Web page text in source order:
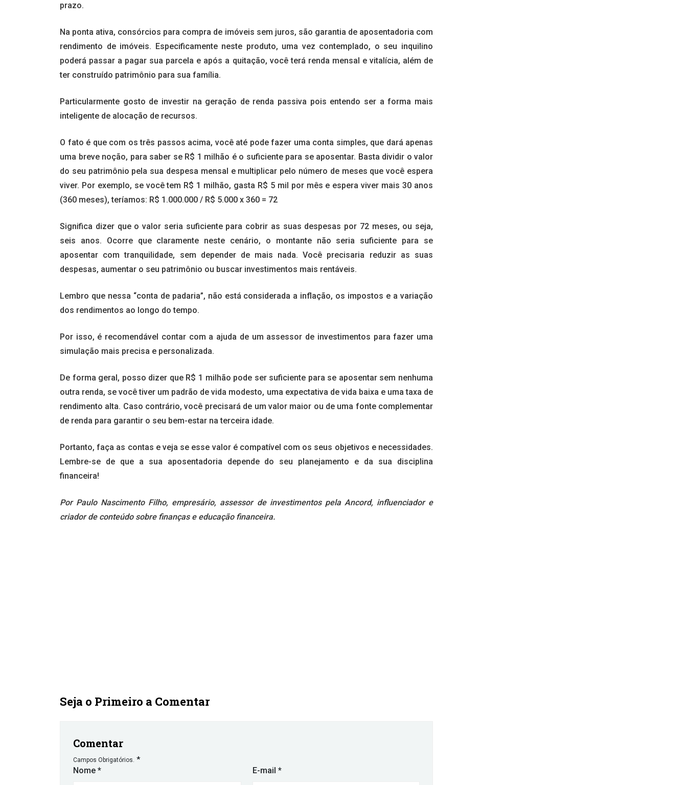
prazo.
Na ponta ativa, consórcios para compra de imóveis sem juros, são garantia de aposentadoria com
rendimento de imóveis. Especificamente neste produto, uma vez contemplado, o seu inquilino
poderá passar a pagar sua parcela e após a quitação, você terá renda mensal e vitalícia, além de
ter construído patrimônio para sua família.
Particularmente gosto de investir na geração de renda passiva pois entendo ser a forma mais
inteligente de alocação de recursos.
O fato é que com os três passos acima, você até pode fazer uma conta simples, que dará apenas
uma breve noção, para saber se R$ 1 milhão é o suficiente para se aposentar. Basta dividir o valor
do seu patrimônio pela sua despesa mensal e multiplicar pelo número de meses que você espera
viver. Por exemplo, se você tem R$ 1 milhão, gasta R$ 5 mil por mês e espera viver mais 30 anos
(360 meses), teríamos: R$ 1.000.000 / R$ 5.000 x 360 = 72
Significa dizer que o valor seria suficiente para cobrir as suas despesas por 72 meses, ou seja,
seis anos. Ocorre que claramente neste cenário, o montante não seria suficiente para se
aposentar com tranquilidade, sem depender de mais nada. Você precisaria reduzir as suas
despesas, aumentar o seu patrimônio ou buscar investimentos mais rentáveis.
Lembro que nessa “conta de padaria”, não está considerada a inflação, os impostos e a variação
dos rendimentos ao longo do tempo.
Por isso, é recomendável contar com a ajuda de um assessor de investimentos para fazer uma
simulação mais precisa e personalizada.
De forma geral, posso dizer que R$ 1 milhão pode ser suficiente para se aposentar sem nenhuma
outra renda, se você tiver um padrão de vida modesto, uma expectativa de vida baixa e uma taxa de
rendimento alta. Caso contrário, você precisará de um valor maior ou de uma fonte complementar
de renda para garantir o seu bem-estar na terceira idade.
Portanto, faça as contas e veja se esse valor é compatível com os seus objetivos e necessidades.
Lembre-se de que a sua aposentadoria depende do seu planejamento e da sua disciplina
financeira!
Por Paulo Nascimento Filho, empresário, assessor de investimentos pela Ancord, influenciador e
criador de conteúdo sobre finanças e educação financeira.
Seja o Primeiro a Comentar
Comentar
Campos Obrigatórios. *
Nome * E-mail *